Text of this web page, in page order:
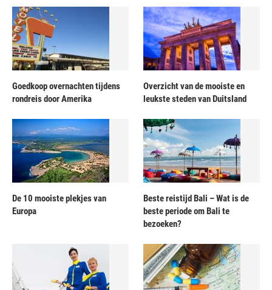
Goedkoop overnachten tijdens
rondreis door Amerika
Overzicht van de mooiste en
leukste steden van Duitsland
De 10 mooiste plekjes van
Europa
Beste reistijd Bali – Wat is de
beste periode om Bali te
bezoeken?